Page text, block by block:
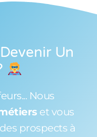
Un
Nous
et vous
prospects à